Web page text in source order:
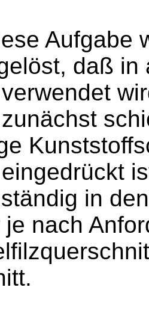
Aufgabe
daß in
in
nach